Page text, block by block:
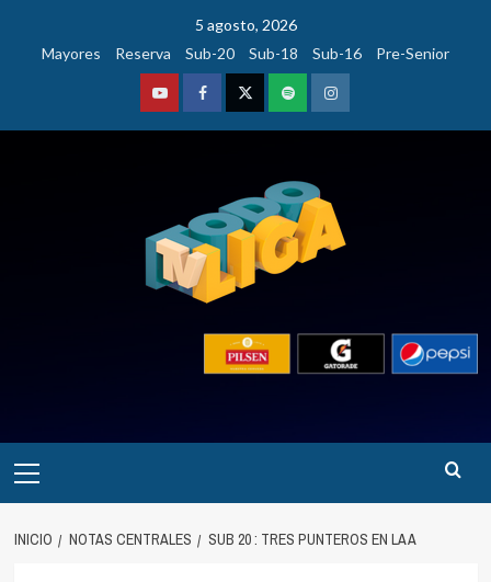
contenido
5 agosto, 2026
Mayores
Reserva Sub-20 Sub-18 Sub-16 Pre-Senior
YoutubeFacebookTwitterPodcastInstagram
principal
INICIO NOTAS CENTRALES SUB 20 : TRES PUNTEROS EN LA A